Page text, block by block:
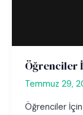
Öğrenciler
Temmuz 29,
Öğrenciler İçin